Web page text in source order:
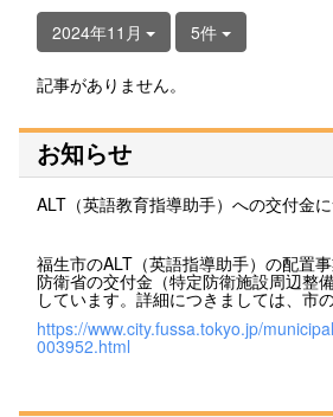
2024年11月 5件
記事がありません。
お知らせ
ALT（英語教育指導助手）への交付金
福生市のALT（英語指導助手）の配置
防衛省の交付金（特定防衛施設周辺整
しています。詳細につきましては、市
https://www.city.fussa.tokyo.jp/
003952.html